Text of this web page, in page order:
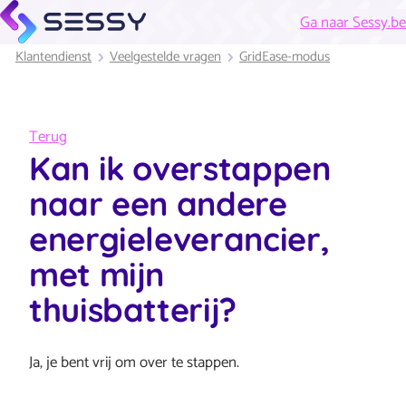
Ga naar Sessy.be
Klantendienst Veelgestelde vragen GridEase-modus
Terug
Kan ik overstappen
naar een andere
energieleverancier,
met mijn
thuisbatterij?
Ja, je bent vrij om over te stappen.